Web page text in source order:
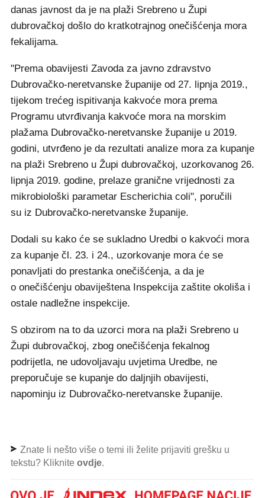
danas javnost da je na plaži Srebreno u Župi
dubrovačkoj došlo do kratkotrajnog onečišćenja mora
fekalijama.
"Prema obavijesti Zavoda za javno zdravstvo
Dubrovačko-neretvanske županije od 27. lipnja 2019.,
tijekom trećeg ispitivanja kakvoće mora prema
Programu utvrđivanja kakvoće mora na morskim
plažama Dubrovačko-neretvanske županije u 2019.
godini, utvrđeno je da rezultati analize mora za kupanje
na plaži Srebreno u Župi dubrovačkoj, uzorkovanog 26.
lipnja 2019. godine, prelaze granične vrijednosti za
mikrobiološki parametar Escherichia coli", poručili
su iz Dubrovačko-neretvanske županije.
Dodali su kako će se sukladno Uredbi o kakvoći mora
za kupanje čl. 23. i 24., uzorkovanje mora će se
ponavljati do prestanka onečišćenja, a da je
o onečišćenju obaviještena Inspekcija zaštite okoliša i
ostale nadležne inspekcije.
S obzirom na to da uzorci mora na plaži Srebreno u
Župi dubrovačkoj, zbog onečišćenja fekalnog
podrijetla, ne udovoljavaju uvjetima Uredbe, ne
preporučuje se kupanje do daljnjih obavijesti,
napominju iz Dubrovačko-neretvanske županije.
Znate li nešto više o temi ili želite prijaviti grešku u
tekstu? Kliknite ovdje.